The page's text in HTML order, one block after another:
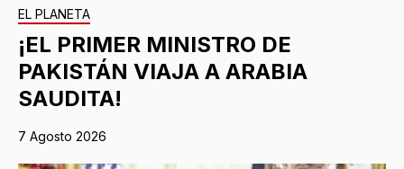
EL PLANETA
¡EL PRIMER MINISTRO DE
PAKISTÁN VIAJA A ARABIA
SAUDITA!
7 Agosto 2026